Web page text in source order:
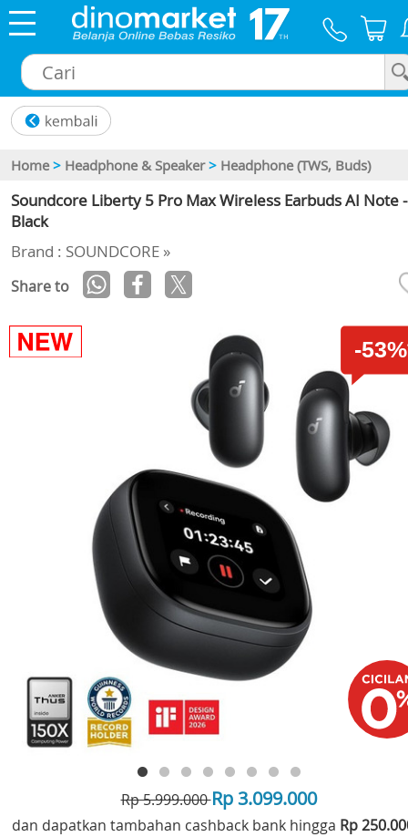
Home > Headphone & Speaker > Headphone (TWS, Buds)
Soundcore Liberty 5 Pro Max Wireless Earbuds AI Note -
Black
Brand : SOUNDCORE »
Share to
-
Rp 5.999.000Rp 3.099.000
dan dapatkan tambahan cashback bank hingga Rp